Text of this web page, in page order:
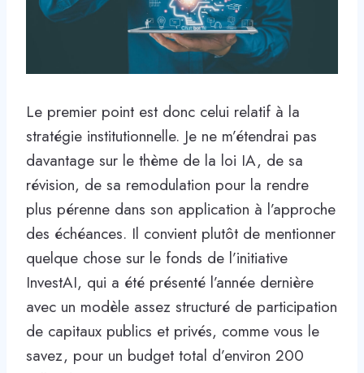
Le premier point est donc celui relatif à la
stratégie institutionnelle. Je ne m’étendrai pas
davantage sur le thème de la loi IA, de sa
révision, de sa remodulation pour la rendre
plus pérenne dans son application à l’approche
des échéances. Il convient plutôt de mentionner
quelque chose sur le fonds de l’initiative
InvestAI, qui a été présenté l’année dernière
avec un modèle assez structuré de participation
de capitaux publics et privés, comme vous le
savez, pour un budget total d’environ 200